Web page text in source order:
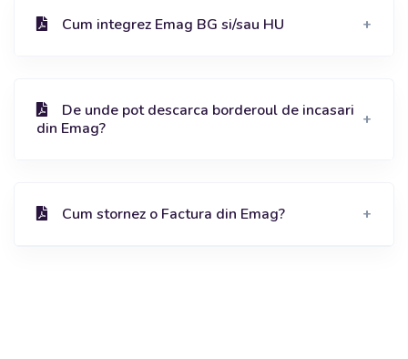
Cum integrez Emag BG si/sau HU
De unde pot descarca borderoul de incasari
din Emag?
Cum stornez o Factura din Emag?